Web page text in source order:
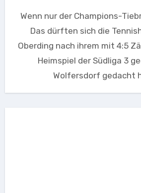
Wenn nur der Champions-Tiebreak nicht wäre.
Das dürften sich die
Oberding nach ihrem mit 4:5
Heimspiel der Südliga 3
Wolfersdorf gedacht